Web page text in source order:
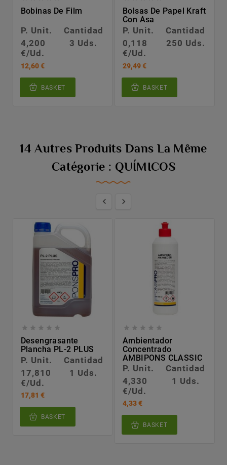
Bobinas De Film
P. Unit.
Cantidad
4,200
€/Ud.
3 Uds.
12,60 €
BASKET
Bolsas De Papel Kraft
Con Asa
P. Unit.
Cantidad
0,118
€/Ud.
250 Uds.
29,49 €
BASKET
14 Autres Produits Dans La Même
Catégorie : QUÍMICOS
 
    
Desengrasante
Plancha PL-2 PLUS
P. Unit.
Cantidad
17,810
€/Ud.
1 Uds.
17,81 €
BASKET
    
Ambientador
Concentrado
AMBIPONS CLASSIC
P. Unit.
Cantidad
4,330
€/Ud.
1 Uds.
4,33 €
BASKET